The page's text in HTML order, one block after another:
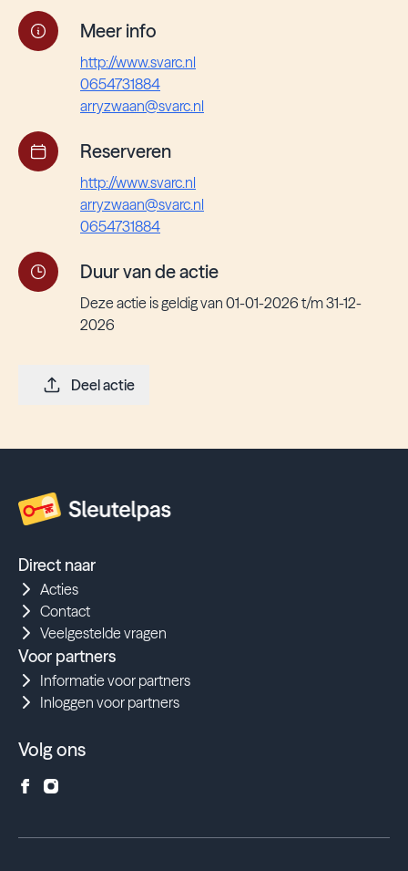
Meer info
http://www.svarc.nl
0654731884
arryzwaan@svarc.nl
Reserveren
http://www.svarc.nl
arryzwaan@svarc.nl
0654731884
Duur van de actie
Deze actie is geldig van 01-01-2026 t/m 31-12-
2026
Deel actie
Direct naar
Acties
Contact
Veelgestelde vragen
Voor partners
Informatie voor partners
Inloggen voor partners
Volg ons